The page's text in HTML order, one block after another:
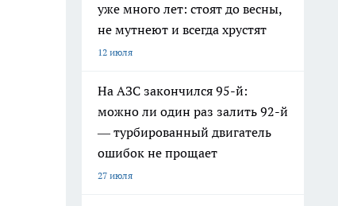
уже много лет: стоят до весны,
не мутнеют и всегда хрустят
12 июля
На АЗС закончился 95-й:
можно ли один раз залить 92-й
— турбированный двигатель
ошибок не прощает
27 июля